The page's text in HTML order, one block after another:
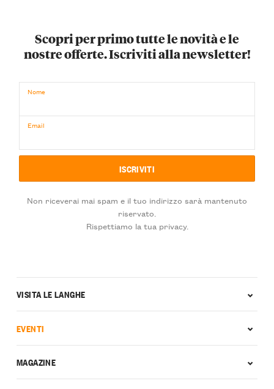
Scopri per primo tutte le novità e le
nostre offerte. Iscriviti alla newsletter!
Nome
Email
Non riceverai mai spam e il tuo indirizzo sarà mantenuto
riservato.
Rispettiamo la tua privacy.
VISITA LE LANGHE
EVENTI
MAGAZINE